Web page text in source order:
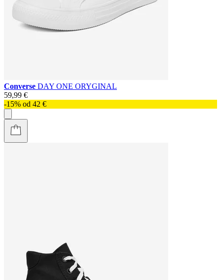
Converse DAY ONE ORYGINAL
59,99 €
-15% od 42 €